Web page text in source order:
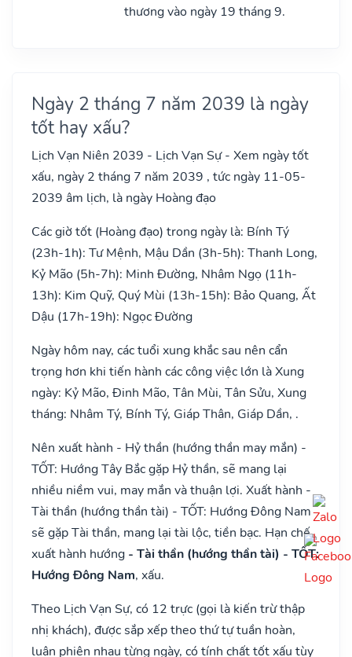
thương vào ngày 19 tháng 9.
Ngày 2 tháng 7 năm 2039 là ngày
tốt hay xấu?
Lịch Vạn Niên 2039 - Lịch Vạn Sự - Xem ngày tốt
xấu, ngày 2 tháng 7 năm 2039 , tức ngày 11-05-
2039 âm lịch, là ngày Hoàng đạo
Các giờ tốt (Hoàng đạo) trong ngày là: Bính Tý
(23h-1h): Tư Mệnh, Mậu Dần (3h-5h): Thanh Long,
Kỷ Mão (5h-7h): Minh Đường, Nhâm Ngọ (11h-
13h): Kim Quỹ, Quý Mùi (13h-15h): Bảo Quang, Ất
Dậu (17h-19h): Ngọc Đường
Ngày hôm nay, các tuổi xung khắc sau nên cẩn
trọng hơn khi tiến hành các công việc lớn là Xung
ngày: Kỷ Mão, Đinh Mão, Tân Mùi, Tân Sửu, Xung
tháng: Nhâm Tý, Bính Tý, Giáp Thân, Giáp Dần, .
Nên xuất hành - Hỷ thần (hướng thần may mắn) -
TỐT: Hướng Tây Bắc gặp Hỷ thần, sẽ mang lại
nhiều niềm vui, may mắn và thuận lợi. Xuất hành -
Tài thần (hướng thần tài) - TỐT: Hướng Đông Nam
sẽ gặp Tài thần, mang lại tài lộc, tiền bạc. Hạn chế
xuất hành hướng - Tài thần (hướng thần tài) - TỐT:
Hướng Đông Nam, xấu.
Theo Lịch Vạn Sự, có 12 trực (gọi là kiến trừ thập
nhị khách), được sắp xếp theo thứ tự tuần hoàn,
luân phiên nhau từng ngày, có tính chất tốt xấu tùy